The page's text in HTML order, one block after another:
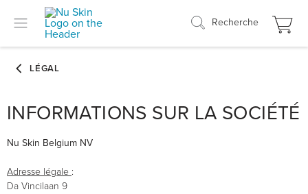
Recherche
INFORMATIONS SUR LA SOCIÉTÉ
Nu Skin Belgium NV
Adresse légale :
Da Vincilaan 9